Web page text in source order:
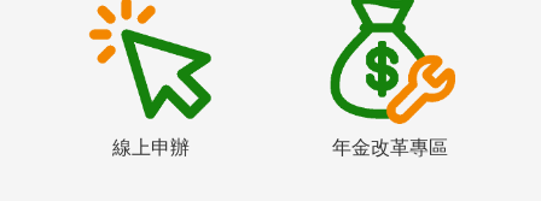
線上申辦 年金改革專區